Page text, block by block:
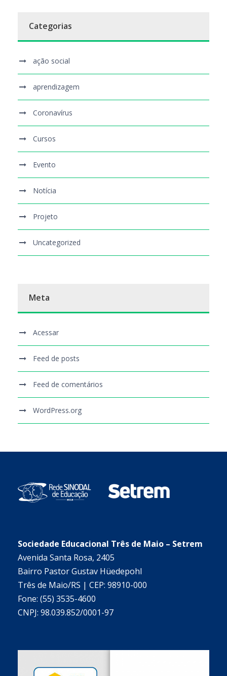
Categorias
ação social
aprendizagem
Coronavírus
Cursos
Evento
Notícia
Projeto
Uncategorized
Meta
Acessar
Feed de posts
Feed de comentários
WordPress.org
Sociedade Educacional Três de Maio – Setrem
Avenida Santa Rosa, 2405
Bairro Pastor Gustav Hüedepohl
Três de Maio/RS | CEP: 98910-000
Fone: (55) 3535-4600
CNPJ: 98.039.852/0001-97